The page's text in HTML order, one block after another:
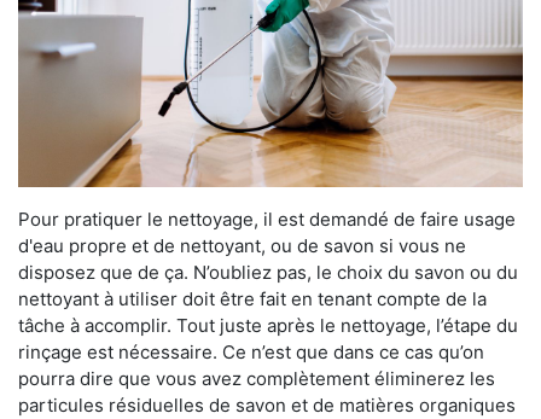
Pour pratiquer le nettoyage, il est demandé de faire usage
d'eau propre et de nettoyant, ou de savon si vous ne
disposez que de ça. N’oubliez pas, le choix du savon ou du
nettoyant à utiliser doit être fait en tenant compte de la
tâche à accomplir. Tout juste après le nettoyage, l’étape du
rinçage est nécessaire. Ce n’est que dans ce cas qu’on
pourra dire que vous avez complètement éliminerez les
particules résiduelles de savon et de matières organiques